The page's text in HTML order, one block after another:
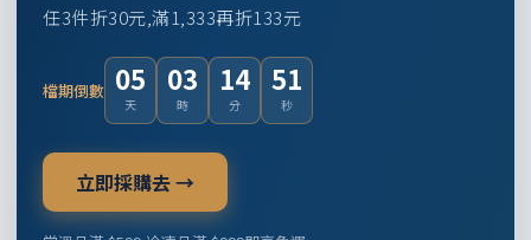
任3件折30元,滿1,333再折133元
檔期倒數 05
天
03
時
14
分
50
秒
立即採購去 →